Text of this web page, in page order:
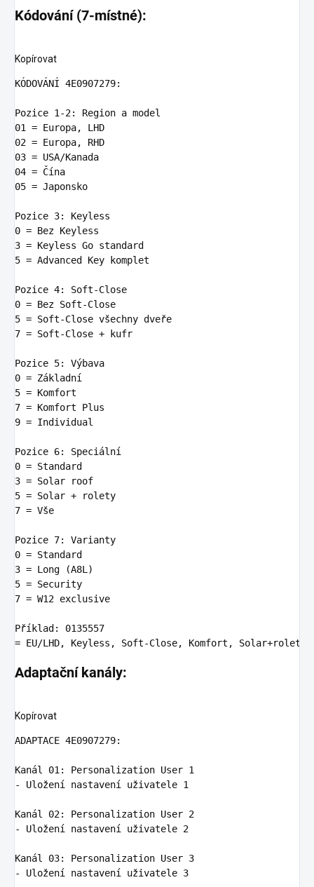
Kódování (7-místné):
Kopírovat
KÓDOVÁNÍ 4E0907279:
Pozice 1 -2:
01
02
03
04 = Čína
05 = Japonsko
Pozice 3:
0
3
5 = Advanced Key komplet
Pozice 4:
0
5
7 = Soft-Close + kufr
Pozice 5:
0
5
7
9 = Individual
Pozice 6: Speciáln
0
3
5
7 = Vše
Pozice 7:
0
3
5
7 = W12 exclusive
Příkl ad: 0135557
Adaptační kanály:
Kopírovat
ADAPTACE 4E0907279
Kanál 01 :
Personalization User 1
-
Uložení nastavení uživatele 1
Kanál 02:
Personalization User 2
-
Uložení nastavení uživatele 2
Kanál 03:
Personalization User 3
-
Uložení nastavení uživatele 3